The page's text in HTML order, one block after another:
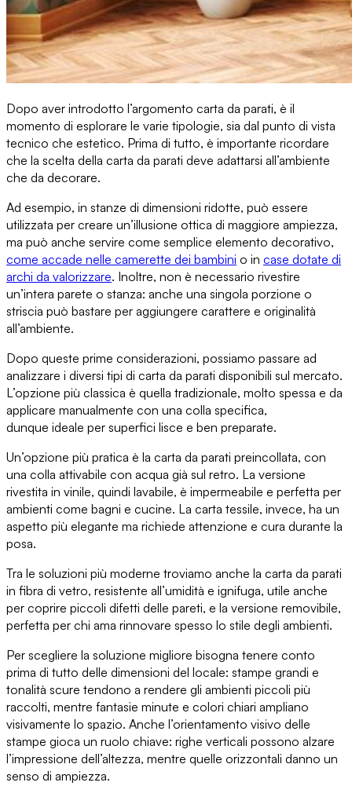
Dopo aver introdotto l’argomento carta da parati, è il
momento di esplorare le varie tipologie, sia dal punto di vista
tecnico che estetico. Prima di tutto, è importante ricordare
che la scelta della carta da parati deve adattarsi all’ambiente
che da decorare.
Ad esempio, in stanze di dimensioni ridotte, può essere
utilizzata per creare un’illusione ottica di maggiore ampiezza,
ma può anche servire come semplice elemento decorativo,
come accade nelle camerette dei bambini o in case dotate di
archi da valorizzare. Inoltre, non è necessario rivestire
un’intera parete o stanza: anche una singola porzione o
striscia può bastare per aggiungere carattere e originalità
all’ambiente.
Dopo queste prime considerazioni, possiamo passare ad
analizzare i diversi tipi di carta da parati disponibili sul mercato.
L’opzione più classica è quella tradizionale, molto spessa e da
applicare manualmente con una colla specifica,
dunque ideale per superfici lisce e ben preparate.
Un’opzione più pratica è la carta da parati preincollata, con
una colla attivabile con acqua già sul retro. La versione
rivestita in vinile, quindi lavabile, è impermeabile e perfetta per
ambienti come bagni e cucine. La carta tessile, invece, ha un
aspetto più elegante ma richiede attenzione e cura durante la
posa.
Tra le soluzioni più moderne troviamo anche la carta da parati
in fibra di vetro, resistente all’umidità e ignifuga, utile anche
per coprire piccoli difetti delle pareti, e la versione removibile,
perfetta per chi ama rinnovare spesso lo stile degli ambienti.
Per scegliere la soluzione migliore bisogna tenere conto
prima di tutto delle dimensioni del locale: stampe grandi e
tonalità scure tendono a rendere gli ambienti piccoli più
raccolti, mentre fantasie minute e colori chiari ampliano
visivamente lo spazio. Anche l’orientamento visivo delle
stampe gioca un ruolo chiave: righe verticali possono alzare
l’impressione dell’altezza, mentre quelle orizzontali danno un
senso di ampiezza.